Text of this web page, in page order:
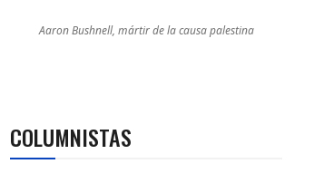
Aaron Bushnell, mártir de la causa palestina
COLUMNISTAS